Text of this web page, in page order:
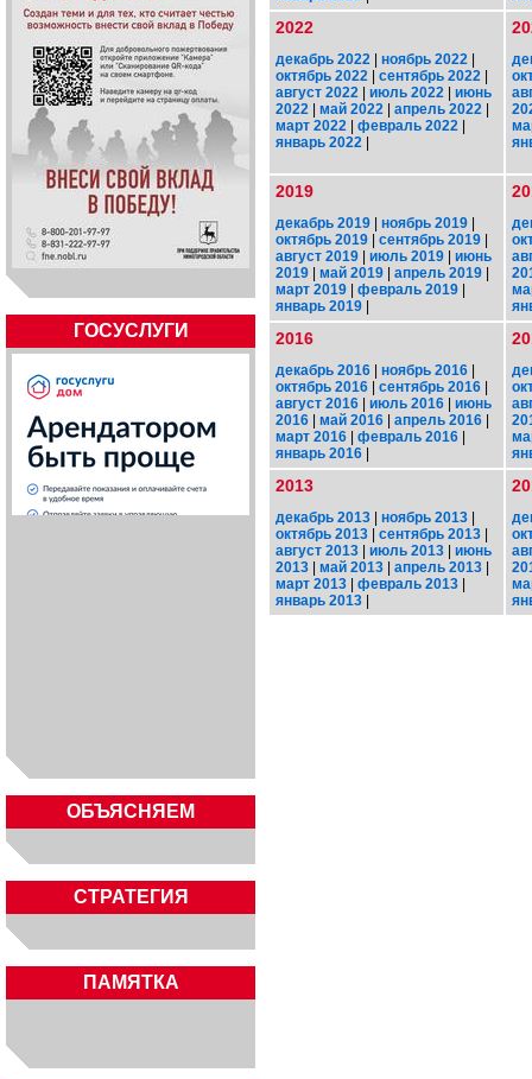
ГОСУСЛУГИ
ОБЪЯСНЯЕМ
СТРАТЕГИЯ
ПАМЯТКА
2022
декабрь 2022 | ноябрь 2022 |
октябрь 2022 | сентябрь 2022 |
август 2022 | июль 2022 | июнь
2022 | май 2022 | апрель 2022 |
март 2022 | февраль 2022 |
январь 2022 |
2019
декабрь 2019 | ноябрь 2019 |
октябрь 2019 | сентябрь 2019 |
август 2019 | июль 2019 | июнь
2019 | май 2019 | апрель 2019 |
март 2019 | февраль 2019 |
январь 2019 |
2016
декабрь 2016 | ноябрь 2016 |
октябрь 2016 | сентябрь 2016 |
август 2016 | июль 2016 | июнь
2016 | май 2016 | апрель 2016 |
март 2016 | февраль 2016 |
январь 2016 |
2013
декабрь 2013 | ноябрь 2013 |
октябрь 2013 | сентябрь 2013 |
август 2013 | июль 2013 | июнь
2013 | май 2013 | апрель 2013 |
март 2013 | февраль 2013 |
январь 2013 |